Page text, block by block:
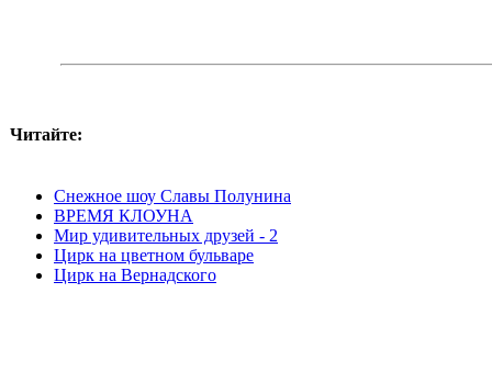
Читайте:
Снежное шоу Славы Полунина
ВРЕМЯ КЛОУНА
Мир удивительных друзей - 2
Цирк на цветном бульваре
Цирк на Вернадского